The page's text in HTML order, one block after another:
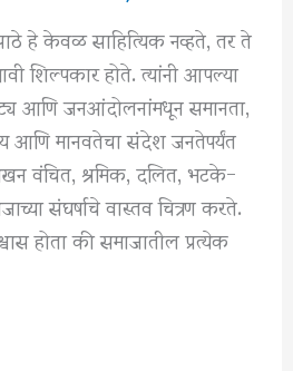
हे केवळ साहित्यिक नव्हते, तर ते
शिल्पकार होते. त्यांनी आपल्या
आणि जनआंदोलनांमधून समानता,
आणि मानवतेचा संदेश जनतेपर्यंत
वंचित, श्रमिक, दलित, भटके-
संघर्षाचे वास्तव चित्रण करते.
होता की समाजातील प्रत्येक